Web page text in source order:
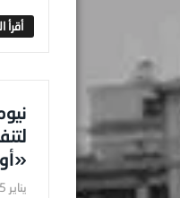
يناير 5, 2025